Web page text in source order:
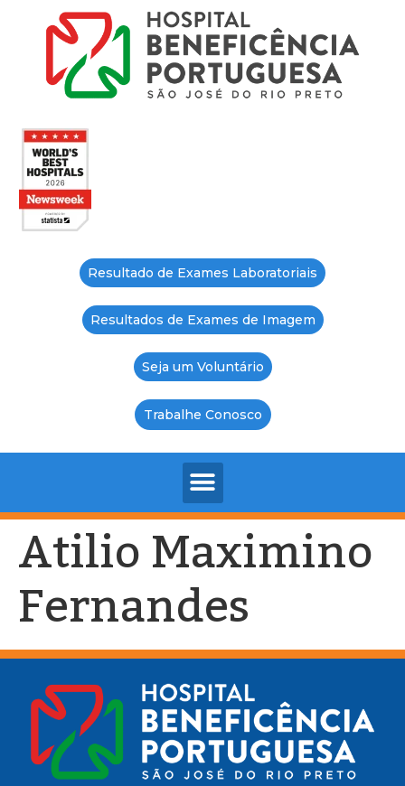
Resultado de Exames Laboratoriais
Resultados de Exames de Imagem
Seja um Voluntário
Trabalhe Conosco
Atilio Maximino
Fernandes